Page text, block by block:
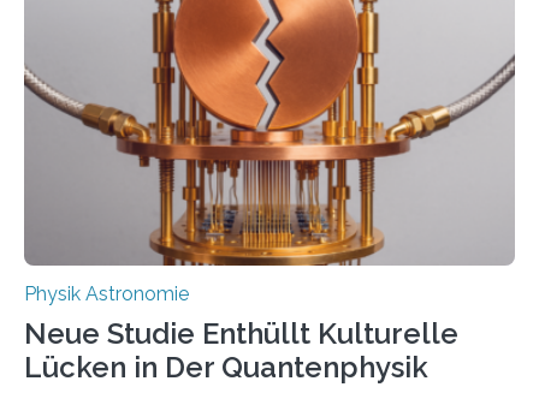
Atomkern-Zuständen gesucht worden, 2024 gelang
einem Team der TU Wien mit Unterstützung
internationaler Partner der entscheidende Durchbruch:
Der lange diskutierte Thorium-Kernübergang wurde
gefunden. Kurz darauf konnte man zeigen, dass sich
Thorium tatsächlich nutzen lässt, um hochpräzise…
Physik Astronomie
Neue Studie Enthüllt Kulturelle
Lücken in Der Quantenphysik